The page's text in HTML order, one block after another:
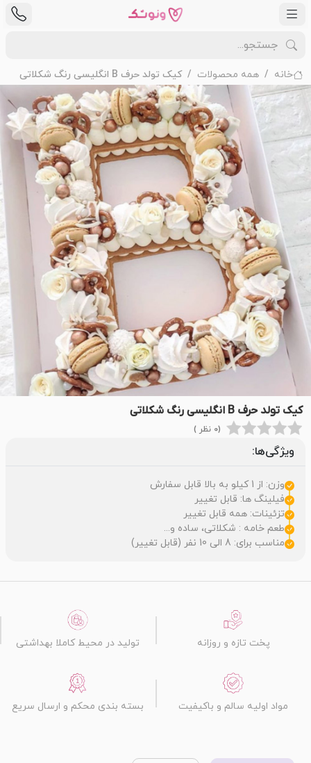
خانه همه محصولات کیک تولد حرف B انگلیسی رنگ شکلاتی
کیک تولد حرف B انگلیسی رنگ شکلاتی
(0 نظر )
ویژگی‌ها:
وزن: از 1 کیلو به بالا قابل سفارش
فیلینگ ها: قابل تغییر
تزئینات: همه قابل تغییر
طعم خامه : شکلاتی، ساده و...
مناسب برای: 8 الی 10 نفر (قابل تغییر)
پخت تازه و روزانه تولید در محیط کاملا بهداشتی
مواد اولیه سالم و باکیفیت بسته بندی محکم و ارسال سریع